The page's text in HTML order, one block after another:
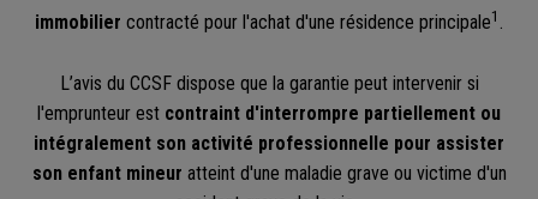
immobilier contracté pour l'achat d'une résidence principale1 .
L’avis du CCSF dispose que la garantie peut intervenir si
l'emprunteur est contraint d'interrompre partiellement ou
intégralement son activité professionnelle pour assister
son enfant mineur atteint d'une maladie grave ou victime d'un